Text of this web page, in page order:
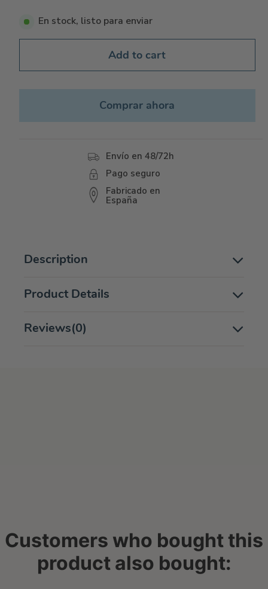
En stock, listo para enviar
Add to cart
Comprar ahora
Envío en 48/72h
Pago seguro
Fabricado en
España
Description
Product Details
Reviews(0)
Customers who bought this
product also bought: